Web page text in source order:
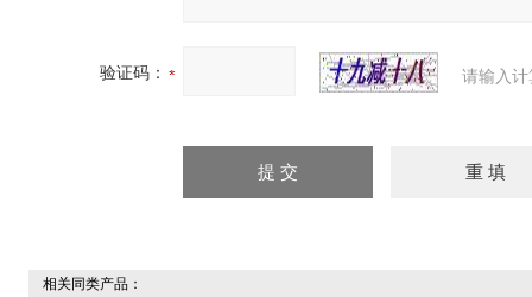
验证码： 请输入
相关同类产品：